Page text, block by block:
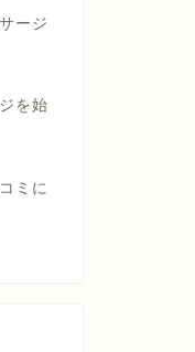
ージ
を始
ミに